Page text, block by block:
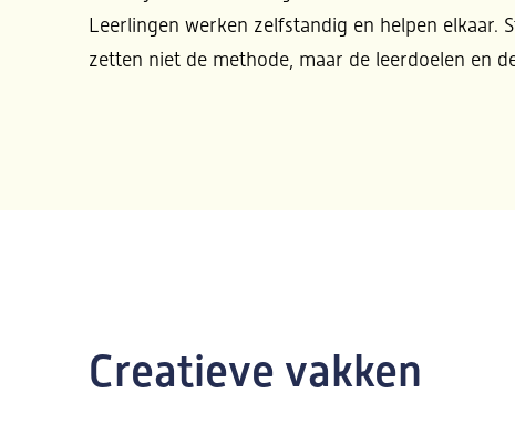
Leerlingen werken zelfstandig en helpen
zetten niet de methode, maar de leerdoelen en
Creatieve vakken